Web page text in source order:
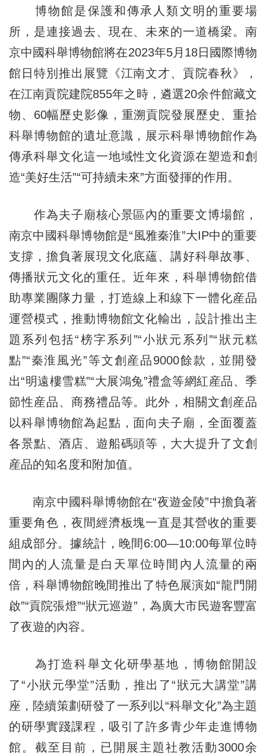
博物館是保護和傳承人類文明的重要場
所，是連接過去、現在、未來的一道橋梁。南
京中國科舉博物館將在2023年5月18日國際博物
館日特別推出展覽《江南文才、貢院春秋》，
在江南貢院建院855年之時，遴選20余件館藏文
物、60幅歷史影像，重溯貢院發展歷史、重拾
科舉博物館的遺址意識，展示科舉博物館作為
傳承科舉文化這一地域性文化資源在塑造和創
造“美好生活”“可持續未來”方面發揮的作用。
作為夫子廟核心景區內的重要文博場館，
南京中國科舉博物館是“風雅秦淮”大IP中的重要
支撐，擔負著展現文化底蘊、講好科舉故事、
傳播狀元文化的重任。近年來，科舉博物館借
助專業團隊力量，打造線上和線下一體化産品
運營模式，推動博物館文化輸出，設計推出主
題系列包括“榜字系列”“小狀元系列”“狀元糕
點”“秦淮風光”等文創産品9000餘款，並開發
出“明遠樓雪糕”“大展鴻兔”禮盒等網紅産品、季
節性産品、商務禮品等。此外，相關文創産品
以科舉博物館為起點，面向夫子廟，全面覆蓋
各景點、酒店、遊船碼頭等，大大提升了文創
産品的知名度和附加值。
南京中國科舉博物館在“夜遊金陵”中擔負著
重要角色，夜間經濟板塊一直是其營收的重要
組成部分。據統計，晚間6:00—10:00每單位時
間內的人流量是白天單位時間內人流量的兩
倍，科舉博物館晚間推出了特色展演如“龍門開
啟”“貢院張燈”“狀元巡遊”，為廣大市民遊客豐富
了夜遊的內容。
為打造科舉文化研學基地，博物館開設
了“小狀元學堂”活動，推出了“狀元大講堂”講
座，陸續策劃研發了一系列以“科舉文化”為主題
的研學實踐課程，吸引了許多青少年走進博物
館。截至目前，已開展主題社教活動3000余